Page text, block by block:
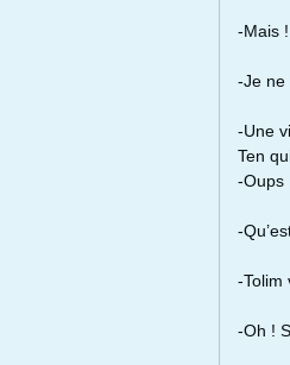
-Mais
-Je ne
-Une
Ten
-Oups
-
-Tolim
-Oh !